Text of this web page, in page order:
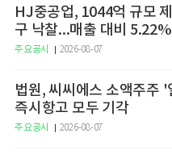
HJ중공업, 1044억 규모
구 낙찰...매출 대비 5.22%
주요공시 2026-08-07
법원, 씨씨에스 소액주주
즉시항고 모두 기각
주요공시 2026-08-07